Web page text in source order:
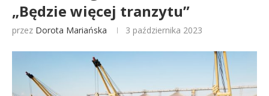
„Będzie więcej tranzytu”
przez Dorota Mariańska 3 października 2023